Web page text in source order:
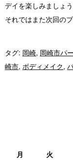
デイを楽しみましょう
それではまた次回の
タグ: 岡崎, 岡崎市パ
崎市, ボディメイク,
月 火